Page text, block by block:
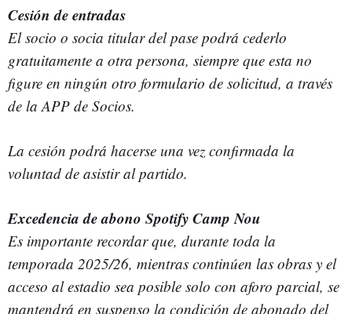
Cesión de entradas
El socio o socia titular del pase podrá cederlo
gratuitamente a otra persona, siempre que esta no
figure en ningún otro formulario de solicitud, a través
de la APP de Socios.
La cesión podrá hacerse una vez confirmada la
voluntad de asistir al partido.
Excedencia de abono Spotify Camp Nou
Es importante recordar que, durante toda la
temporada 2025/26, mientras continúen las obras y el
acceso al estadio sea posible solo con aforo parcial, se
mantendrá en suspenso la condición de abonado del